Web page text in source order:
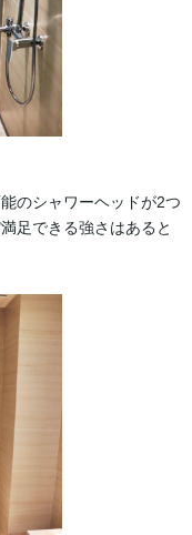
のシャワーヘッドが2つ
足できる強さはあると